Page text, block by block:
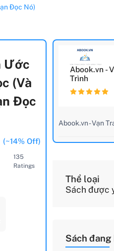
Đọc Nó)
Ước
(Và
Đọc
(~14% Off)
135
Ratings
Abook.vn -
Trình
Abook.vn - Vạn
Thể loại
Sách được
Sách đang